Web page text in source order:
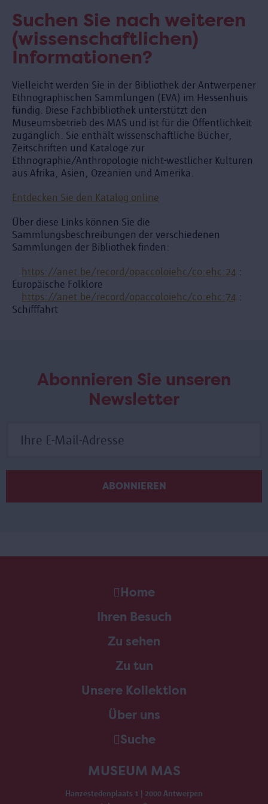
Suchen Sie nach weiteren
(wissenschaftlichen)
Informationen?
Vielleicht werden Sie in der Bibliothek der Antwerpener
Ethnographischen Sammlungen (EVA) im Hessenhuis
fündig. Diese Fachbibliothek unterstützt den
Museumsbetrieb des MAS und ist für die Öffentlichkeit
zugänglich. Sie enthält wissenschaftliche Bücher,
Zeitschriften und Kataloge zur
Ethnographie/Anthropologie nicht-westlicher Kulturen
aus Afrika, Asien, Ozeanien und Amerika.
Entdecken Sie den Katalog online
Über diese Links können Sie die
Sammlungsbeschreibungen der verschiedenen
Sammlungen der Bibliothek finden:
https://anet.be/record/opaccoloiehc/co:ehc:24 :
Europäische Folklore
https://anet.be/record/opaccoloiehc/co:ehc:74 :
Schifffahrt
Abonnieren Sie unseren
Newsletter
Home
Ihren Besuch
Zu sehen
Zu tun
Unsere Kollektion
Über uns
Suche
MUSEUM MAS
Hanzestedenplaats 1 | 2000 Antwerpen